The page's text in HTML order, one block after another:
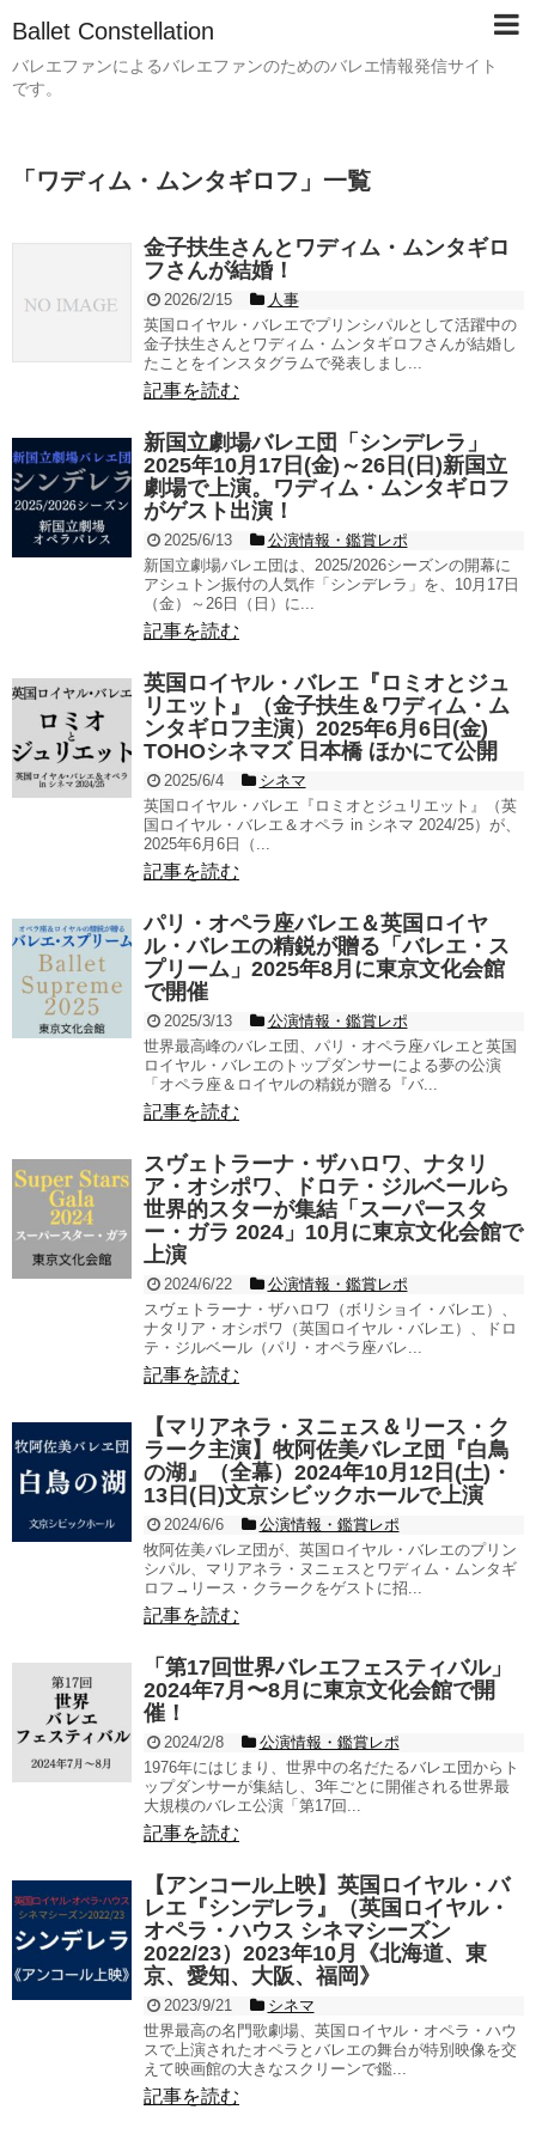
Ballet Constellation
バレエファンによるバレエファンのためのバレエ情報発信サイト
です。
「 ワディム・ムンタギロフ 」 一覧
金子扶生さんとワディム・ムンタギロ
フさんが結婚！
2026/2/15
人事
英国ロイヤル・バレエでプリンシパルとして活躍中の
金子扶生さんとワディム・ムンタギロフさんが結婚し
たことをインスタグラムで発表しまし...
記事を読む
新国立劇場バレエ団「シンデレラ」
2025年10月17日(金)～26日(日)新国立
劇場で上演。ワディム・ムンタギロフ
がゲスト出演！
2025/6/13
公演情報・鑑賞レポ
新国立劇場バレエ団は、2025/2026シーズンの開幕に
アシュトン振付の人気作「シンデレラ」を、10月17日
（金）～26日（日）に...
記事を読む
英国ロイヤル・バレエ『ロミオとジュ
リエット』（金子扶生＆ワディム・ム
ンタギロフ主演）2025年6月6日(金)
TOHOシネマズ 日本橋 ほかにて公開
2025/6/4
シネマ
英国ロイヤル・バレエ『ロミオとジュリエット』（英
国ロイヤル・バレエ＆オペラ in シネマ 2024/25）が、
2025年6月6日（...
記事を読む
パリ・オペラ座バレエ＆英国ロイヤ
ル・バレエの精鋭が贈る「バレエ・ス
プリーム」2025年8月に東京文化会館
で開催
2025/3/13
公演情報・鑑賞レポ
世界最高峰のバレエ団、パリ・オペラ座バレエと英国
ロイヤル・バレエのトップダンサーによる夢の公演
「オペラ座＆ロイヤルの精鋭が贈る『バ...
記事を読む
スヴェトラーナ・ザハロワ、ナタリ
ア・オシポワ、ドロテ・ジルベールら
世界的スターが集結「スーパースタ
ー・ガラ 2024」10月に東京文化会館で
上演
2024/6/22
公演情報・鑑賞レポ
スヴェトラーナ・ザハロワ（ボリショイ・バレエ）、
ナタリア・オシポワ（英国ロイヤル・バレエ）、ドロ
テ・ジルベール（パリ・オペラ座バレ...
記事を読む
【マリアネラ・ヌニェス＆リース・ク
ラーク主演】牧阿佐美バレヱ団『白鳥
の湖』（全幕）2024年10月12日(土)・
13日(日)文京シビックホールで上演
2024/6/6
公演情報・鑑賞レポ
牧阿佐美バレヱ団が、英国ロイヤル・バレエのプリン
シパル、マリアネラ・ヌニェスとワディム・ムンタギ
ロフ→リース・クラークをゲストに招...
記事を読む
「第17回世界バレエフェスティバル」
2024年7月〜8月に東京文化会館で開
催！
2024/2/8
公演情報・鑑賞レポ
1976年にはじまり、世界中の名だたるバレエ団からト
ップダンサーが集結し、3年ごとに開催される世界最
大規模のバレエ公演「第17回...
記事を読む
【アンコール上映】英国ロイヤル・バ
レエ『シンデレラ』（英国ロイヤル・
オペラ・ハウス シネマシーズン
2022/23）2023年10月《北海道、東
京、愛知、大阪、福岡》
2023/9/21
シネマ
世界最高の名門歌劇場、英国ロイヤル・オペラ・ハウ
スで上演されたオペラとバレエの舞台が特別映像を交
えて映画館の大きなスクリーンで鑑...
記事を読む